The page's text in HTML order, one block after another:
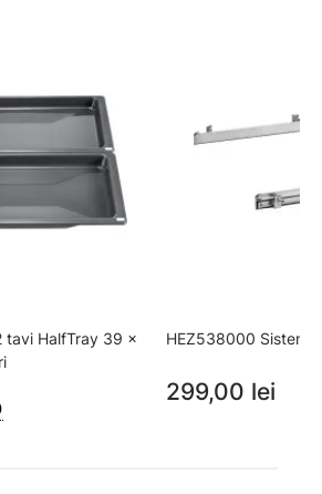
tavi HalfTray 39 x
HEZ538000 Sistem
299,00 lei